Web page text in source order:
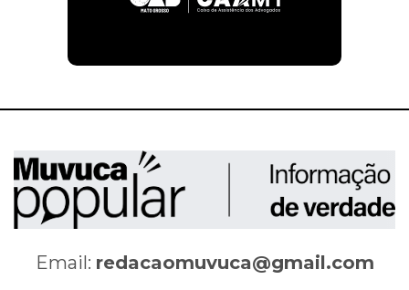
Email: redacaomuvuca@gmail.com